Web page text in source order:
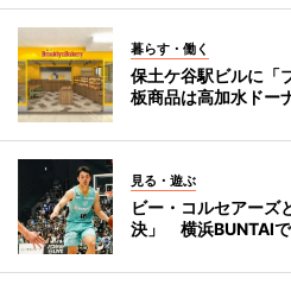
暮らす・働く
保土ケ谷駅ビルに
板商品は高加水ドー
見る・遊ぶ
ビー・コルセアーズ
決」 横浜BUNTAIで